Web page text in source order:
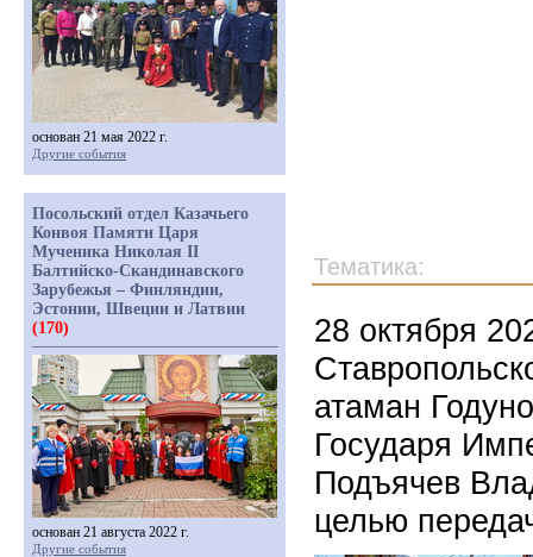
Тематика:
28 октября
атаман
Государя
Подъячев
целью
основан 21 мая 2022 г.
Другие события
Посольский отдел Казачьего
Конвоя Памяти Царя
Мученика Николая II
Балтийско-Скандинавского
Зарубежья – Финляндии,
Эстонии, Швеции и Латвии
(170)
основан 21 августа 2022 г.
Другие события